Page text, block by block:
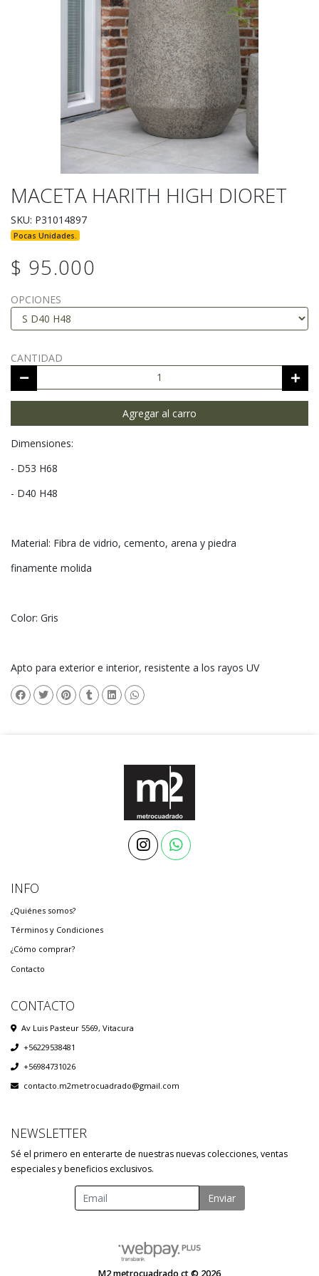
MACETA HARITH HIGH DIORET
SKU: P31014897
Pocas Unidades.
$ 95.000
OPCIONES
CANTIDAD
Agregar al carro
Dimensiones:
- D53 H68
- D40 H48
Material: Fibra de vidrio, cemento, arena y piedra
finamente molida
Color: Gris
Apto para exterior e interior, resistente a los rayos UV
INFO
¿Quiénes somos?
Términos y Condiciones
¿Cómo comprar?
Contacto
CONTACTO
Av Luis Pasteur 5569, Vitacura
+56229538481
+56984731026
contacto.m2metrocuadrado@gmail.com
NEWSLETTER
Sé el primero en enterarte de nuestras nuevas colecciones, ventas
especiales y beneficios exclusivos.
Enviar